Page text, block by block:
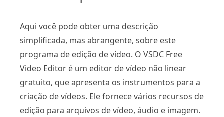
Aqui você pode obter uma descrição
simplificada, mas abrangente, sobre este
programa de edição de vídeo. O VSDC Free
Video Editor é um editor de vídeo não linear
gratuito, que apresenta os instrumentos para a
criação de vídeos. Ele fornece vários recursos de
edição para arquivos de vídeo, áudio e imagem.